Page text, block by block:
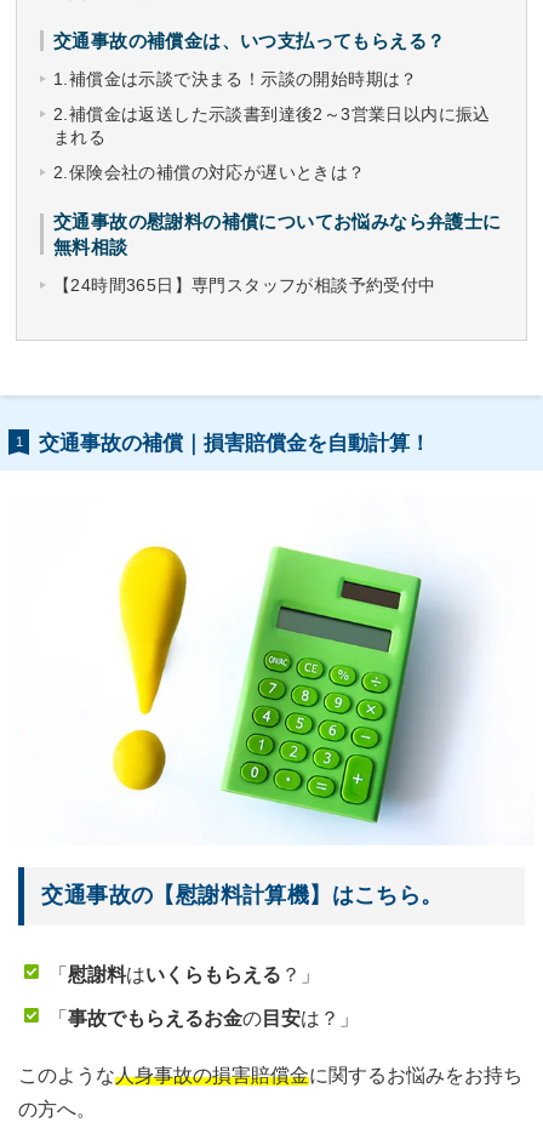
交通事故の補償金は、いつ支払ってもらえる？
1.補償金は示談で決まる！示談の開始時期は？
2.補償金は返送した示談書到達後2～3営業日以内に振込
まれる
2.保険会社の補償の対応が遅いときは？
交通事故の慰謝料の補償についてお悩みなら弁護士に
無料相談
【24時間365日】専門スタッフが相談予約受付中
1 交通事故の補償｜損害賠償金を自動計算！
交通事故の【慰謝料計算機】はこちら。
「 慰謝料はいくらもらえる ？」
「 事故でもらえるお金の 目安は？」
このような人身事故の損害賠償金に関するお悩みをお持ち
の方へ。